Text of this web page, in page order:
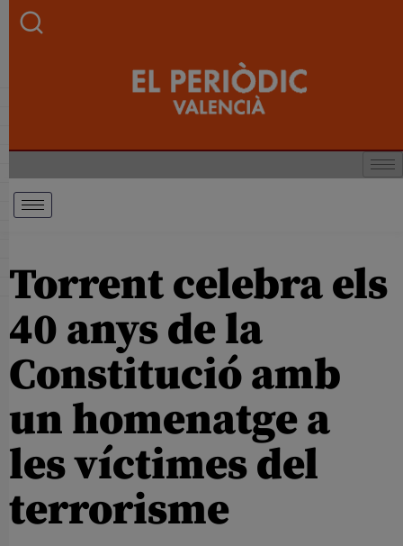
Torrent celebra els
40 anys de la
Constitució amb
un homenatge a
les víctimes del
terrorisme